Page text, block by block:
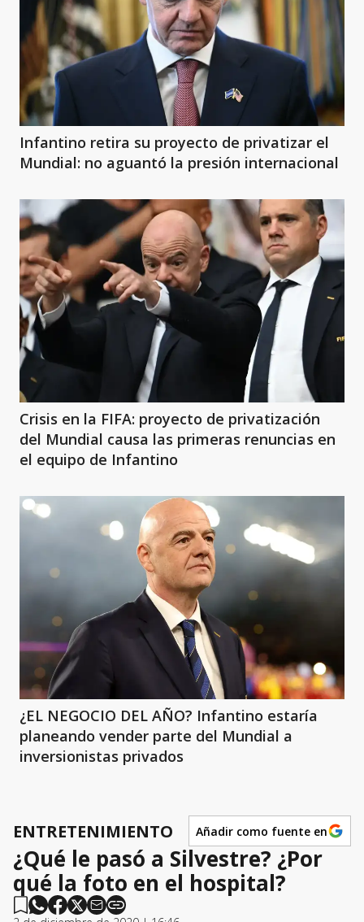
Infantino retira su proyecto de privatizar el
Mundial: no aguantó la presión internacional
Crisis en la FIFA: proyecto de privatización
del Mundial causa las primeras renuncias en
el equipo de Infantino
¿EL NEGOCIO DEL AÑO? Infantino estaría
planeando vender parte del Mundial a
inversionistas privados
ENTRETENIMIENTO Añadir como fuente en
¿Qué le pasó a Silvestre? ¿Por
qué la foto en el hospital?